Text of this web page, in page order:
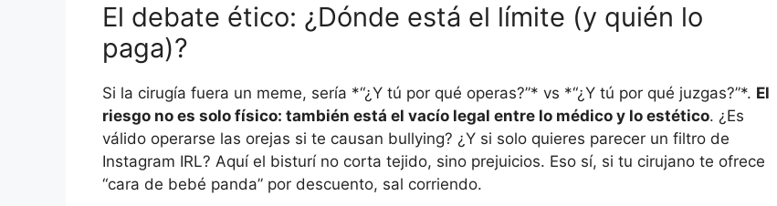
El debate ético: ¿Dónde está el límite (y quién lo
paga)?
Si la cirugía fuera un meme, sería *“¿Y tú por qué operas?”* vs *“¿Y tú por qué juzgas?”*. El
riesgo no es solo físico: también está el vacío legal entre lo médico y lo estético. ¿Es
válido operarse las orejas si te causan bullying? ¿Y si solo quieres parecer un filtro de
Instagram IRL? Aquí el bisturí no corta tejido, sino prejuicios. Eso sí, si tu cirujano te ofrece
“cara de bebé panda” por descuento, sal corriendo.